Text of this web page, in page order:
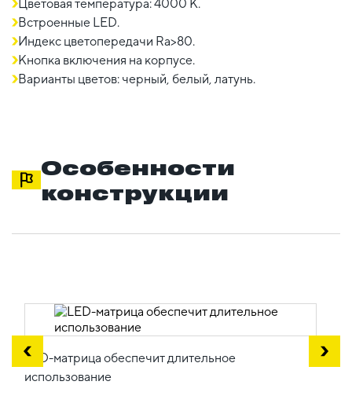
Цветовая температура: 4000 К.
Встроенные LED.
Индекс цветопередачи Ra>80.
Кнопка включения на корпусе.
Варианты цветов: черный, белый, латунь.
Особенности
конструкции
LED-матрица обеспечит длительное
использование